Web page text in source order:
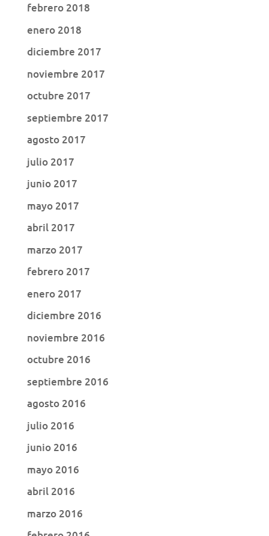
febrero 2018
enero 2018
diciembre 2017
noviembre 2017
octubre 2017
septiembre 2017
agosto 2017
julio 2017
junio 2017
mayo 2017
abril 2017
marzo 2017
febrero 2017
enero 2017
diciembre 2016
noviembre 2016
octubre 2016
septiembre 2016
agosto 2016
julio 2016
junio 2016
mayo 2016
abril 2016
marzo 2016